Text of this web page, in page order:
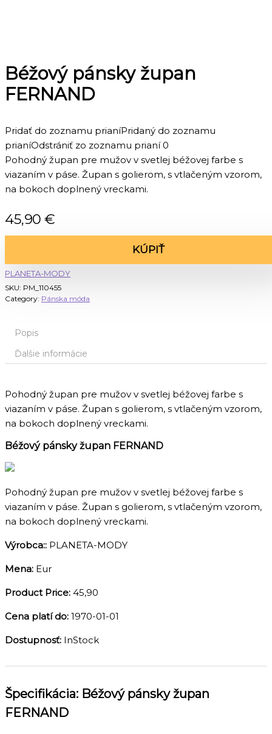
Béžový pánsky župan
FERNAND
Pridať do zoznamu prianíPridaný do zoznamu
prianíOdstrániť zo zoznamu prianí 0
Pohodný župan pre mužov v svetlej béžovej farbe s
viazaním v páse. Župan s golierom, s vtlačeným vzorom,
na bokoch doplnený vreckami.
45,90 €
KÚPIŤ
PLANETA-MODY
SKU: PM_110455
Category: Pánska móda
Popis
Ďalšie informácie
Pohodný župan pre mužov v svetlej béžovej farbe s
viazaním v páse. Župan s golierom, s vtlačeným vzorom,
na bokoch doplnený vreckami.
Béžový pánsky župan FERNAND
Pohodný župan pre mužov v svetlej béžovej farbe s
viazaním v páse. Župan s golierom, s vtlačeným vzorom,
na bokoch doplnený vreckami.
Výrobca:: PLANETA-MODY
Mena: Eur
Product Price: 45,90
Cena platí do: 1970-01-01
Dostupnosť: InStock
Špecifikácia: Béžový pánsky župan
FERNAND